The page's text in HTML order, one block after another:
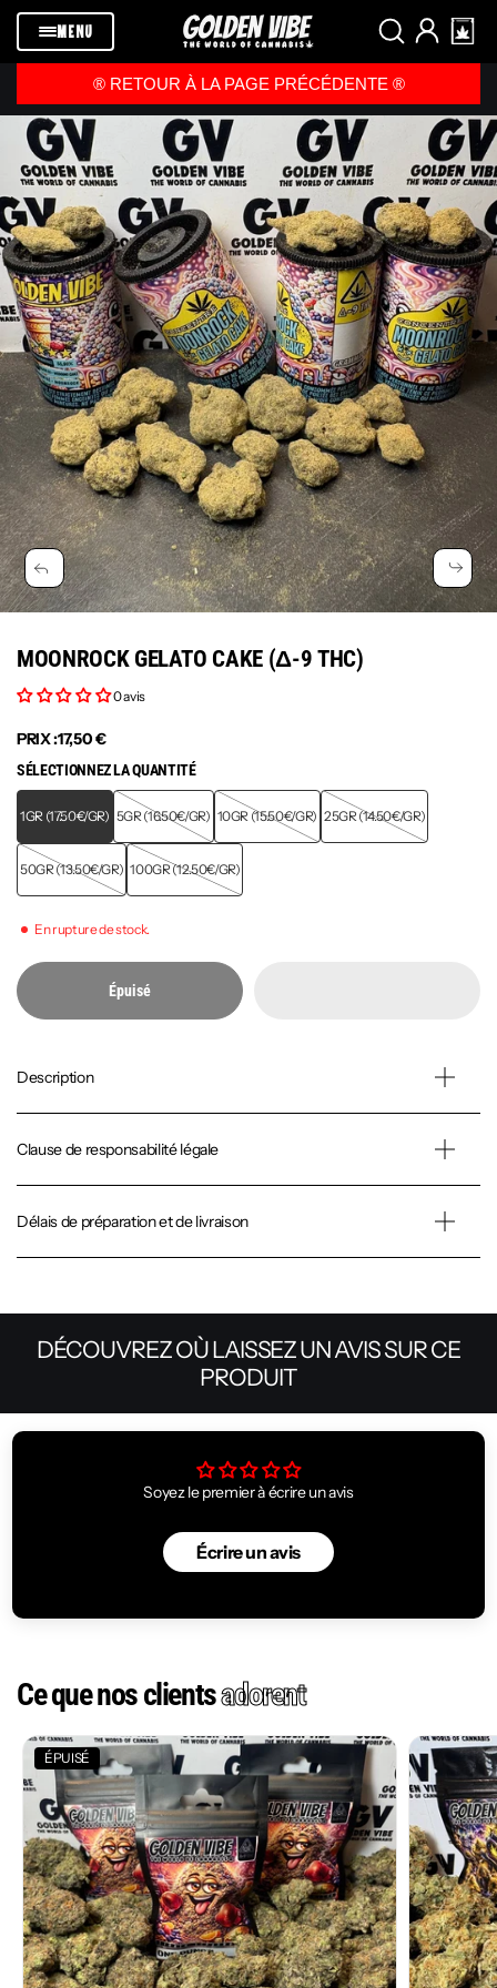
Passer au
contenuMENU
®️ RETOUR À LA PAGE PRÉCÉDENTE ®️
MOONROCK GELATO CAKE (Δ-9 THC)
0 avis
PRIX :17,50 €
SÉLECTIONNEZ LA QUANTITÉ
1GR (17.50€/GR) 5GR (16.50€/GR) 10GR (15.50€/GR) 25GR (14.50€/GR)
50GR (13.50€/GR) 100GR (12.50€/GR)
En rupture de stock.
Épuisé
Description
Clause de responsabilité légale
Délais de préparation et de livraison
DÉCOUVREZ OÙ LAISSEZ UN AVIS SUR CE
PRODUIT
Soyez le premier à écrire un avis
Écrire un avis
Ce que nos clientsadorent
ÉPUISÉ